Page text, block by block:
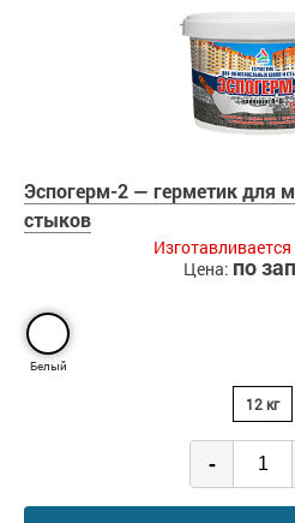
Эспогерм-2 — герметик для
стыков
Цена: по
Белый
12 кг
-